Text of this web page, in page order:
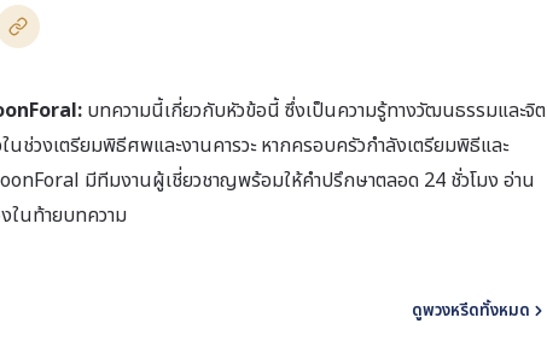
บทความนี้เกี่ยวกับหัวข้อนี้ ซึ่งเป็นความรู้ทางวัฒนธรรมและจิต
วงเตรียมพิธีศพและงานคารวะ หากครอบครัวกำลังเตรียมพิธีและ
มีทีมงานผู้เชี่ยวชาญพร้อมให้คำปรึกษาตลอด 24 ชั่วโมง อ่าน
ในท้ายบทความ
ดูพวงหรีดทั้งหมด